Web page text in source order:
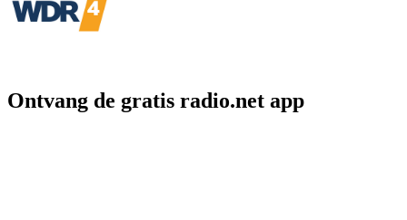
Ontvang de gratis radio.net app